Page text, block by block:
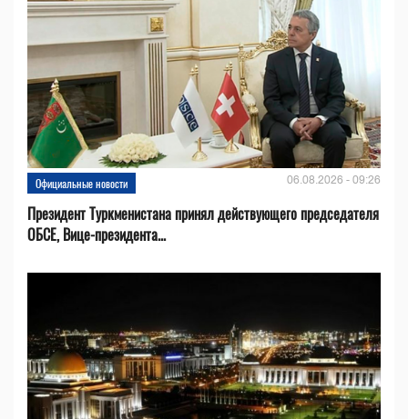
Официальные новости 06.08.2026 - 09:26
Президент Туркменистана принял действующего председателя
ОБСЕ, Вице-президента...